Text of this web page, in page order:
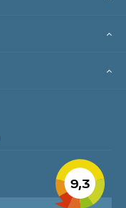
9,3